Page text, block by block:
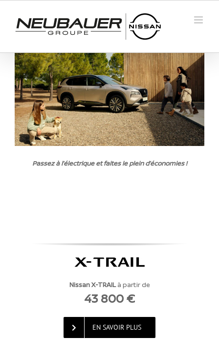
contenu
Passez à l’électrique et faites le plein d’économies !
Nissan X-TRAILà partir de
43 800 €
EN SAVOIR PLUS